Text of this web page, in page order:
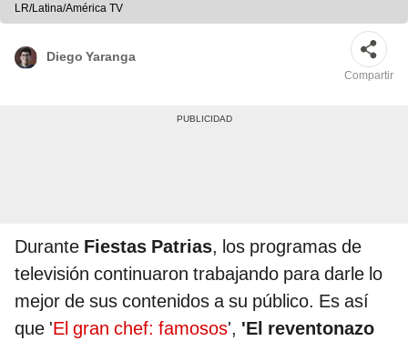
LR/Latina/América TV
Diego Yaranga
Compartir
Durante Fiestas Patrias, los programas de
televisión continuaron trabajando para darle lo
mejor de sus contenidos a su público. Es así
que 'El gran chef: famosos', 'El reventonazo